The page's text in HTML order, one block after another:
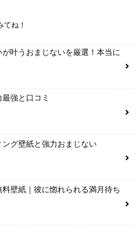
ね！
叶うおまじないを厳選！本当に
強と口コミ
グ壁紙と強力おまじない
壁紙｜彼に惚れられる満月待ち